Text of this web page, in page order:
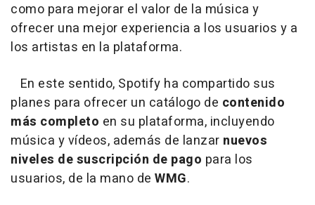
como para mejorar el valor de la música y
ofrecer una mejor experiencia a los usuarios y a
los artistas en la plataforma.
En este sentido, Spotify ha compartido sus
planes para ofrecer un catálogo de contenido
más completo en su plataforma, incluyendo
música y vídeos, además de lanzar nuevos
niveles de suscripción de pago para los
usuarios, de la mano de WMG.